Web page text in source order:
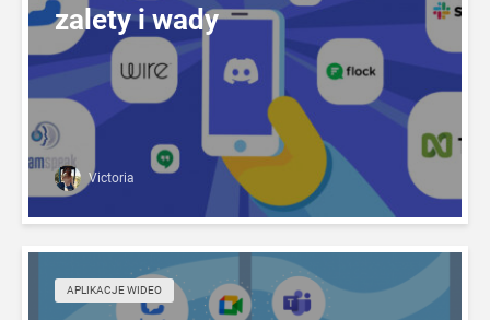
zalety i wady
Victoria
APLIKACJE WIDEO